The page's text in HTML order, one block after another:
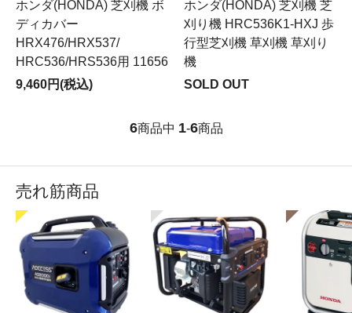
ホンダ(HONDA) 芝刈機 ボ
ディカバー
HRX476/HRX537/
HRC536/HRS536用 11656
9,460円(税込)
ホンダ(HONDA) 芝刈機 芝
刈り機 HRC536K1-HXJ 歩
行型芝刈機 草刈機 草刈り
機
SOLD OUT
6商品中 1-6商品
売れ筋商品